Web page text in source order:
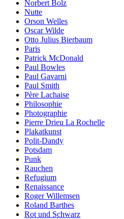
Norbert Bolz
Nutte
Orson Welles
Oscar Wilde
Otto Julius Bierbaum
Paris
Patrick McDonald
Paul Bowles
Paul Gavarni
Paul Smith
Père Lachaise
Philosophie
Photographie
Pierre Drieu La Rochelle
Plakatkunst
Polit-Dandy
Potsdam
Punk
Rauchen
Refugium
Renaissance
Roger Willemsen
Roland Barthes
Rot und Schwarz